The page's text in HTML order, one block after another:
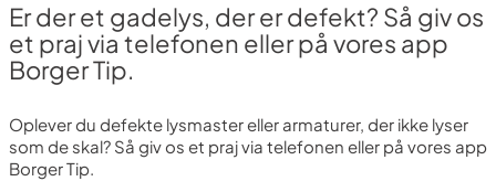
Er der et gadelys, der er defekt? Så giv os
et praj via telefonen eller på vores app
Borger Tip.
Oplever du defekte lysmaster eller armaturer, der ikke lyser
som de skal? Så giv os et praj via telefonen eller på vores app
Borger Tip.